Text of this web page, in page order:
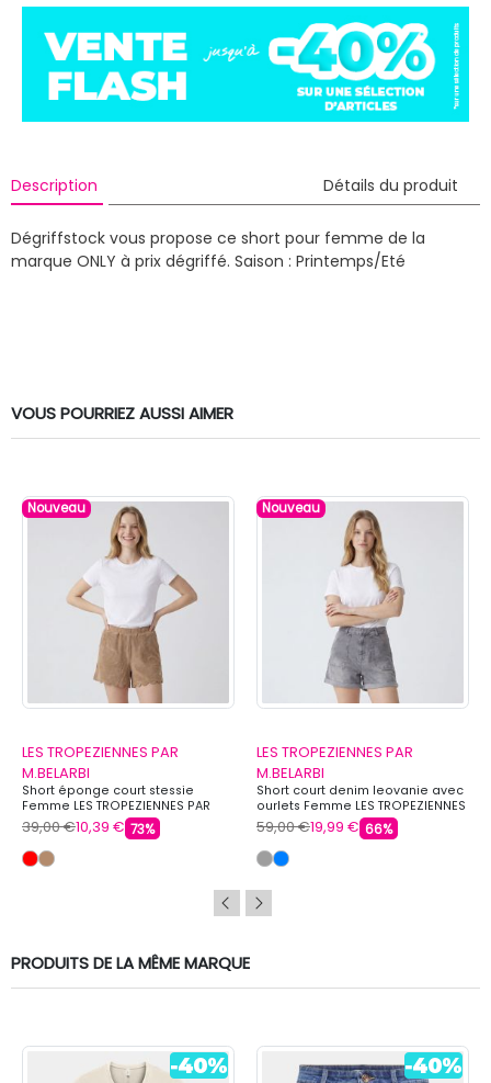
Description Détails du produit
Dégriffstock vous propose ce short pour femme de la
marque ONLY à prix dégriffé. Saison : Printemps/Eté
VOUS POURRIEZ AUSSI AIMER
Nouveau
LES TROPEZIENNES PAR
M.BELARBI
Short éponge court stessie
Femme LES TROPEZIENNES PAR
M.BELARBI
39,00 €10,39 € 73%
Nouveau
LES TROPEZIENNES PAR
M.BELARBI
Short court denim leovanie avec
ourlets Femme LES TROPEZIENNES
PAR M.BELARBI
59,00 €19,99 € 66%
PRODUITS DE LA MÊME MARQUE